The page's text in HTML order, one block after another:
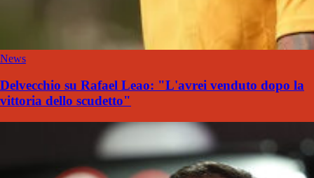
News
Delvecchio su Rafael Leao: "L'avrei venduto dopo la
vittoria dello scudetto"